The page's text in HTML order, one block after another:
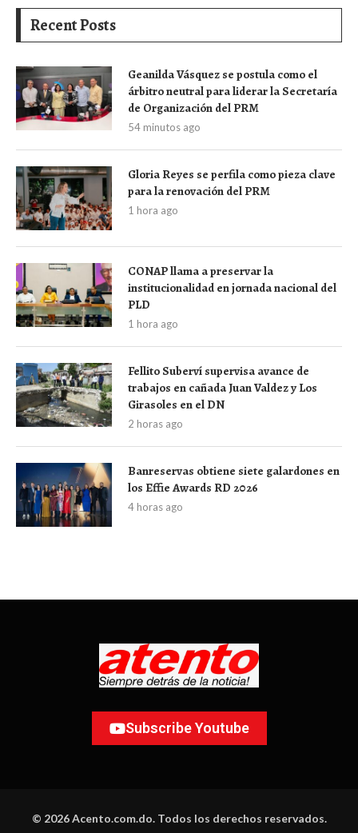
Recent Posts
Geanilda Vásquez se postula como el
árbitro neutral para liderar la Secretaría
de Organización del PRM
54 minutos ago
Gloria Reyes se perfila como pieza clave
para la renovación del PRM
1 hora ago
CONAP llama a preservar la
institucionalidad en jornada nacional del
PLD
1 hora ago
Fellito Suberví supervisa avance de
trabajos en cañada Juan Valdez y Los
Girasoles en el DN
2 horas ago
Banreservas obtiene siete galardones en
los Effie Awards RD 2026
4 horas ago
Subscribe Youtube
© 2026 Acento.com.do. Todos los derechos reservados.